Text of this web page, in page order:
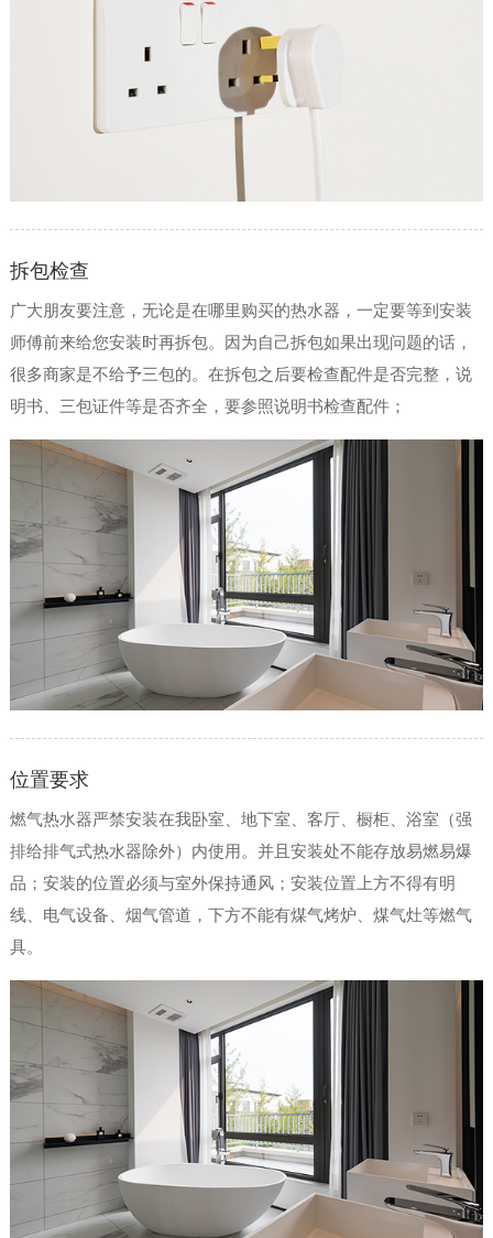
拆包检查
广大朋友要注意，无论是在哪里购买的热水器，一定要等到安装
师傅前来给您安装时再拆包。因为自己拆包如果出现问题的话，
很多商家是不给予三包的。在拆包之后要检查配件是否完整，说
明书、三包证件等是否齐全，要参照说明书检查配件；
位置要求
燃气热水器严禁安装在我卧室、地下室、客厅、橱柜、浴室（强
排给排气式热水器除外）内使用。并且安装处不能存放易燃易爆
品；安装的位置必须与室外保持通风；安装位置上方不得有明
线、电气设备、烟气管道，下方不能有煤气烤炉、煤气灶等燃气
具。